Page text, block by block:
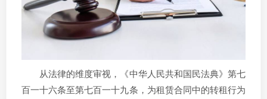
从法律的维度审视，《中华人民共和国民法典》第七
百一十六条至第七百一十九条，为租赁合同中的转租行为